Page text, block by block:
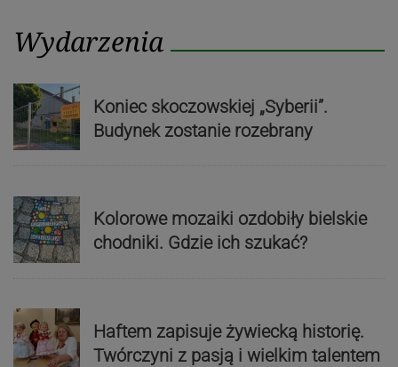
Wydarzenia
Koniec skoczowskiej „Syberii”.
Budynek zostanie rozebrany
Kolorowe mozaiki ozdobiły bielskie
chodniki. Gdzie ich szukać?
Haftem zapisuje żywiecką historię.
Twórczyni z pasją i wielkim talentem